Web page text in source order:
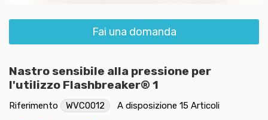
Fai una domanda
Nastro sensibile alla pressione per
l'utilizzo Flashbreaker® 1
Riferimento WVC0012 A disposizione 15 Articoli